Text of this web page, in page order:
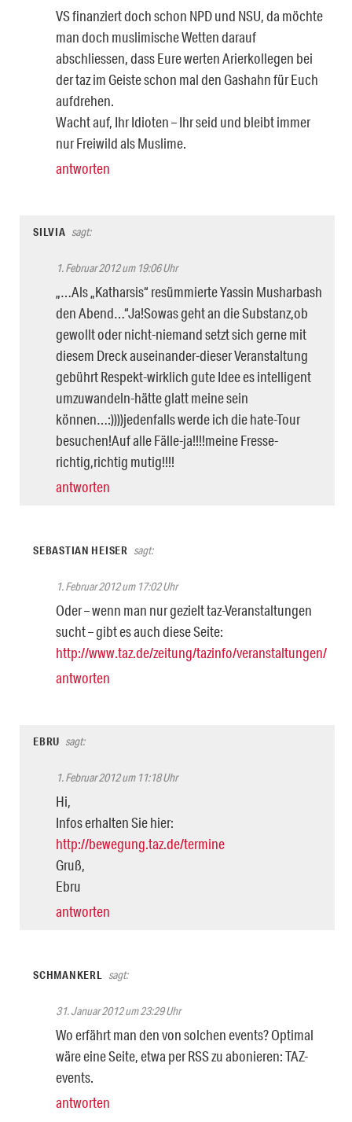
VS finanziert doch schon NPD und NSU, da möchte
man doch muslimische Wetten darauf
abschliessen, dass Eure werten Arierkollegen bei
der taz im Geiste schon mal den Gashahn für Euch
aufdrehen.
Wacht auf, Ihr Idioten – Ihr seid und bleibt immer
nur Freiwild als Muslime.
antworten
SILVIA sagt:
1. Februar 2012 um 19:06 Uhr
„…Als „Katharsis“ resümmierte Yassin Musharbash
den Abend…“Ja!Sowas geht an die Substanz,ob
gewollt oder nicht-niemand setzt sich gerne mit
diesem Dreck auseinander-dieser Veranstaltung
gebührt Respekt-wirklich gute Idee es intelligent
umzuwandeln-hätte glatt meine sein
können…:))))jedenfalls werde ich die hate-Tour
besuchen!Auf alle Fälle-ja!!!!meine Fresse-
richtig,richtig mutig!!!!
antworten
SEBASTIAN HEISER sagt:
1. Februar 2012 um 17:02 Uhr
Oder – wenn man nur gezielt taz-Veranstaltungen
sucht – gibt es auch diese Seite:
http://www.taz.de/zeitung/tazinfo/veranstaltungen/
antworten
EBRU sagt:
1. Februar 2012 um 11:18 Uhr
Hi,
Infos erhalten Sie hier:
http://bewegung.taz.de/termine
Gruß,
Ebru
antworten
SCHMANKERL sagt:
31. Januar 2012 um 23:29 Uhr
Wo erfährt man den von solchen events? Optimal
wäre eine Seite, etwa per RSS zu abonieren: TAZ-
events.
antworten